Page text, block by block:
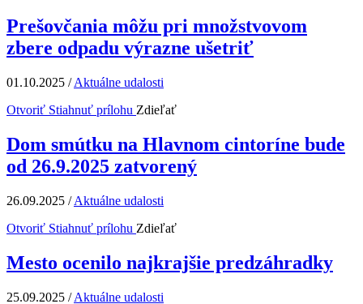
Prešovčania môžu pri množstvovom
zbere odpadu výrazne ušetriť
01.10.2025 /Aktuálne udalosti
Otvoriť Stiahnuť prílohu Zdieľať
Dom smútku na Hlavnom cintoríne bude
od 26.9.2025 zatvorený
26.09.2025 /Aktuálne udalosti
Otvoriť Stiahnuť prílohu Zdieľať
Mesto ocenilo najkrajšie predzáhradky
25.09.2025 /Aktuálne udalosti